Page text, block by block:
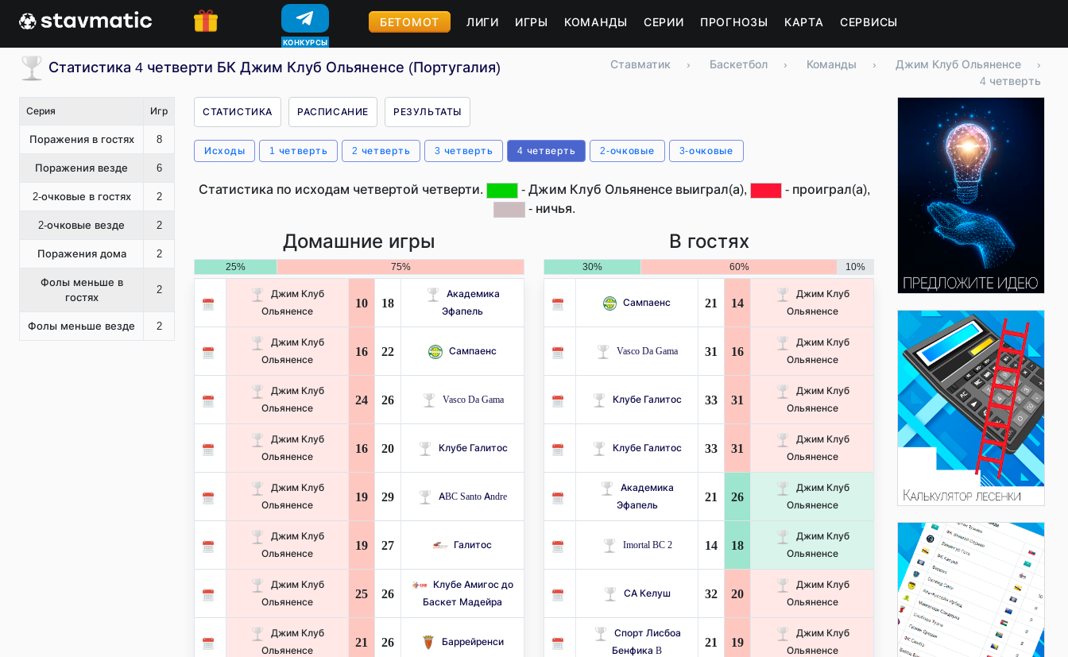
КОНКУРСЫ
БЕТОМОТ ЛИГИ ИГРЫ КОМАНДЫ СЕРИИ ПРОГНОЗЫ КАРТА СЕРВИСЫ
Статистика 4 четверти БК Джим Клуб Ольяненсе (Португалия) Ставматик › Баскетбол › Команды › Джим Клуб Ольяненсе
›
4 четверть
Серия Игр
Поражения в гостях 8
Поражения везде 6
2-очковые в гостях 2
2-очковые везде 2
Поражения дома 2
Фолы меньше в
гостях
2
Фолы меньше везде 2
СТАТИСТИКА РАСПИСАНИЕ РЕЗУЛЬТАТЫ
Исходы 1 четверть 2 четверть 3 четверть 4 четверть 2-очковые 3-очковые
Статистика по исходам четвертой четверти. - Джим Клуб Ольяненсе выиграл(а),
- проиграл(а),
- ничья.
Домашние игры
25% 75%
Джим Клуб
Ольяненсе
10 18
Академика
Эфапель
Джим Клуб
Ольяненсе
16 22 Сампаенс
Джим Клуб
Ольяненсе
24 26 Vasco Da Gama
Джим Клуб
Ольяненсе
16 20 Клубе Галитос
Джим Клуб
Ольяненсе
19 29 ABC Santo Andre
Джим Клуб
Ольяненсе
19 27 Галитос
Джим Клуб
Ольяненсе
25 26
Клубе Амигос до
Баскет Мадейра
Джим Клуб
Ольяненсе
21 26 Баррейренси
В гостях
30% 60% 10%
Сампаенс 21 14
Джим Клуб
Ольяненсе
Vasco Da Gama 31 16
Джим Клуб
Ольяненсе
Клубе Галитос 33 31
Джим Клуб
Ольяненсе
Клубе Галитос 33 31
Джим Клуб
Ольяненсе
Академика
Эфапель
21 26
Джим Клуб
Ольяненсе
Imortal BC 2 14 18
Джим Клуб
Ольяненсе
СА Келуш 32 20
Джим Клуб
Ольяненсе
Спорт Лисбоа
Бенфика B
21 19
Джим Клуб
Ольяненсе